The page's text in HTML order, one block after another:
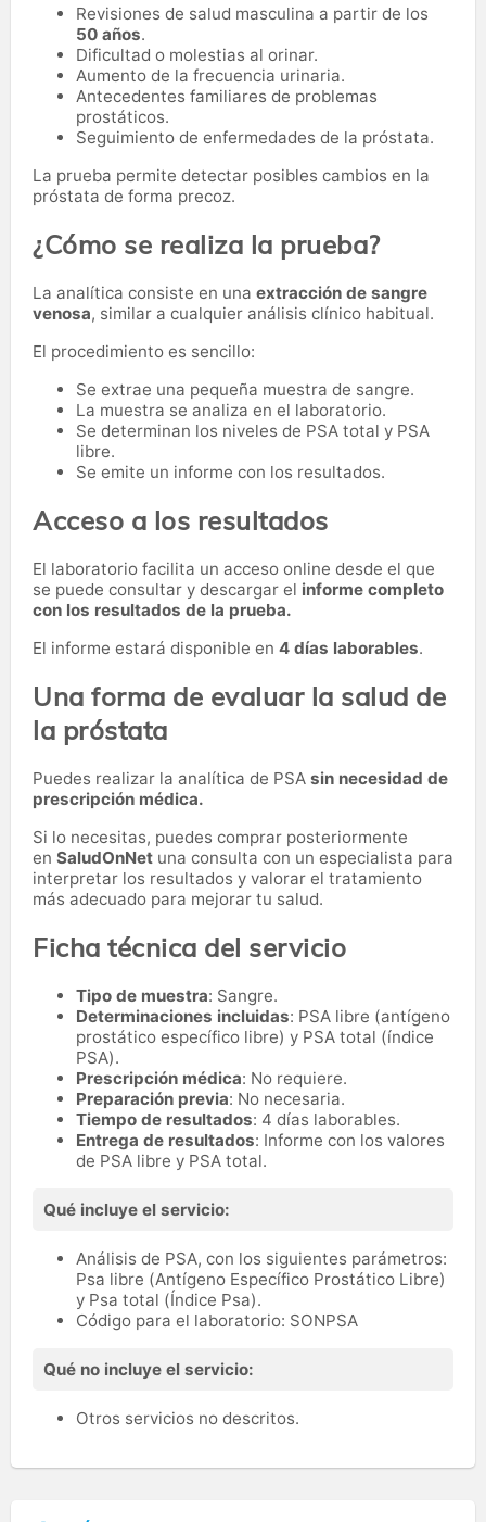
Revisiones de salud masculina a partir de los
50 años.
Dificultad o molestias al orinar.
Aumento de la frecuencia urinaria.
Antecedentes familiares de problemas
prostáticos.
Seguimiento de enfermedades de la próstata.
La prueba permite detectar posibles cambios en la
próstata de forma precoz.
¿Cómo se realiza la prueba?
La analítica consiste en una extracción de sangre
venosa, similar a cualquier análisis clínico habitual.
El procedimiento es sencillo:
Se extrae una pequeña muestra de sangre.
La muestra se analiza en el laboratorio.
Se determinan los niveles de PSA total y PSA
libre.
Se emite un informe con los resultados.
Acceso a los resultados
El laboratorio facilita un acceso online desde el que
se puede consultar y descargar el informe completo
con los resultados de la prueba.
El informe estará disponible en 4 días laborables.
Una forma de evaluar la salud de
la próstata
Puedes realizar la analítica de PSA sin necesidad de
prescripción médica.
Si lo necesitas, puedes comprar posteriormente
en SaludOnNet una consulta con un especialista para
interpretar los resultados y valorar el tratamiento
más adecuado para mejorar tu salud.
Ficha técnica del servicio
Tipo de muestra: Sangre.
Determinaciones incluidas: PSA libre (antígeno
prostático específico libre) y PSA total (índice
PSA).
Prescripción médica: No requiere.
Preparación previa: No necesaria.
Tiempo de resultados: 4 días laborables.
Entrega de resultados: Informe con los valores
de PSA libre y PSA total.
Qué incluye el servicio:
Análisis de PSA, con los siguientes parámetros:
Psa libre (Antígeno Específico Prostático Libre)
y Psa total (Índice Psa).
Código para el laboratorio: SONPSA
Qué no incluye el servicio:
Otros servicios no descritos.